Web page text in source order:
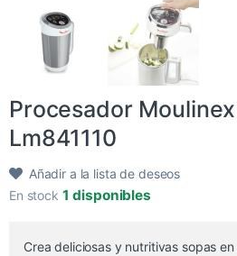
Procesador
Lm841110
Añadir a la lista de deseos
En stock 1 disponibles
Crea deliciosas y nutritivas sopas